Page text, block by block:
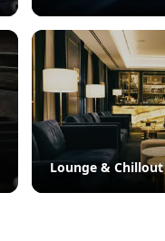
Lounge & Chillout